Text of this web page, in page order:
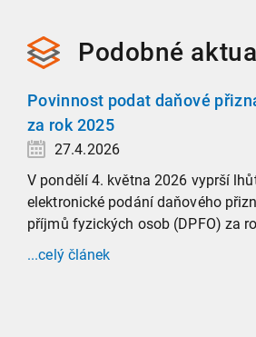
Podobné
Povinnost podat daňové
za rok 2025
27.4.2026
V pondělí 4. května 2026 vyprší
elektronické podání daňového
příjmů fyzických osob (DPFO) za
Zaměříme se detailně na to, kde
povinnosti přiznání podat, jaké
...celý článek